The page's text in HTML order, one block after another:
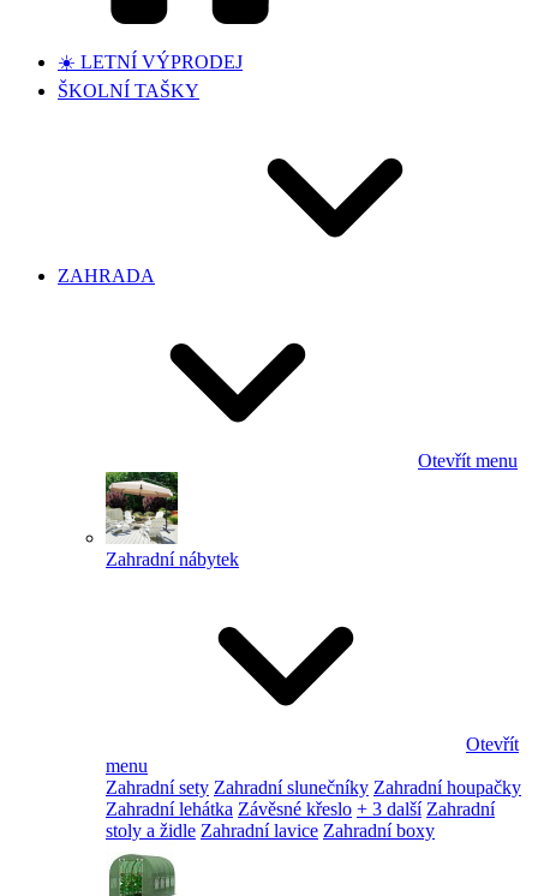
☀️ LETNÍ VÝPRODEJ
ŠKOLNÍ TAŠKY
ZAHRADA
Otevřít menu
Zahradní nábytek
Otevřít
menu
Zahradní sety Zahradní slunečníky Zahradní houpačky
Zahradní lehátka Závěsné křeslo + 3 další Zahradní
stoly a židle Zahradní lavice Zahradní boxy